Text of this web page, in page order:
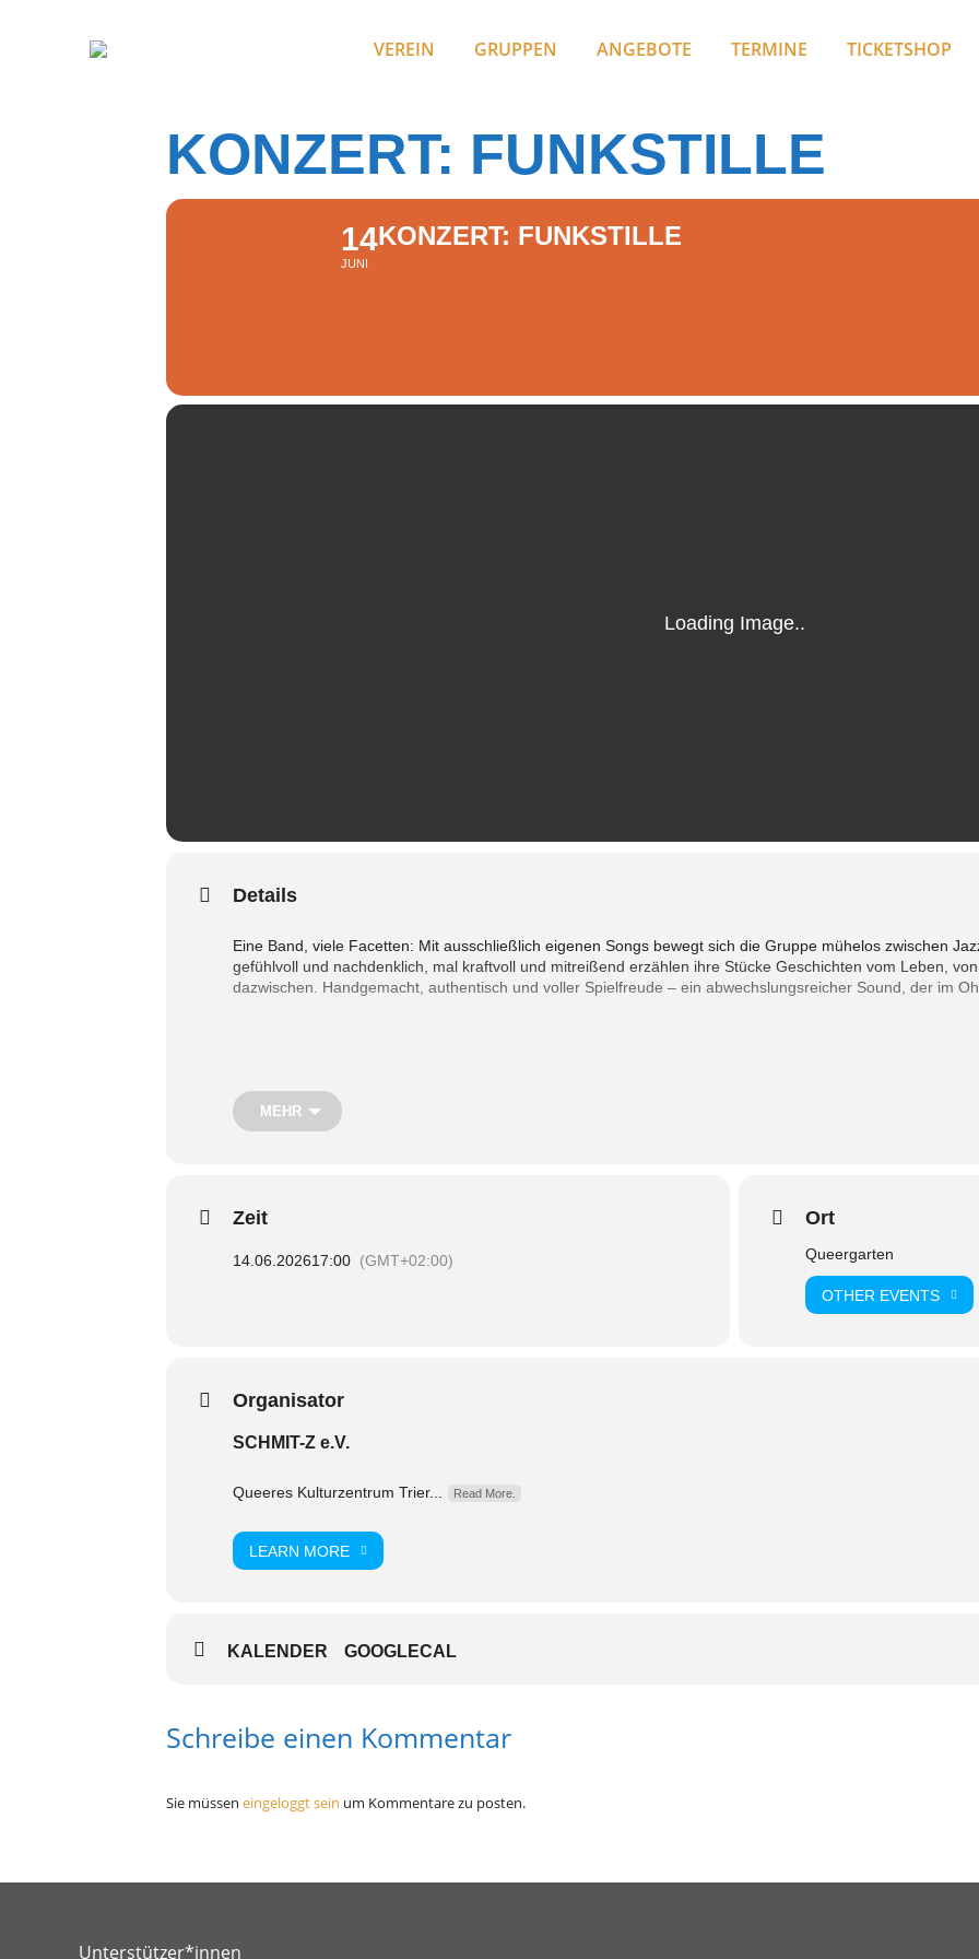
VEREIN GRUPPEN ANGEBOTE TERMINE TICKETSHOP
KONZERT: FUNKSTILLE
14
JUNI
KONZERT: FUNKSTILLE
Details
Eine Band, viele Facetten: Mit ausschließlich eigenen Songs bewegt sich die Gruppe mühelos zwischen
gefühlvoll und nachdenklich, mal kraftvoll und mitreißend erzählen ihre Stücke Geschichten vom Leben,
dazwischen. Handgemacht, authentisch und voller Spielfreude – ein abwechslungsreicher Sound, der im
MEHR
Zeit
14.06.202617:00 (GMT+02:00)
Ort
Queergarten
OTHER EVENTS
Organisator
SCHMIT-Z e.V.
Queeres Kulturzentrum Trier... Read More.
LEARN MORE
KALENDER GOOGLECAL
Schreibe einen Kommentar
Sie müssen eingeloggt sein um Kommentare zu posten.
Unterstützer*innen